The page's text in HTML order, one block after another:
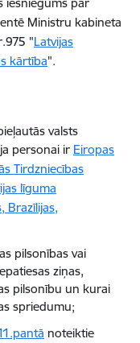
Ministru kabineta
"Latvijas
kārtība".
valsts
personai ir Eiropas
Tirdzniecības
līguma
Brazīlijas,
pilsonības vai
ziņas,
pilsonību un kurai
spriedumu;
noteiktie